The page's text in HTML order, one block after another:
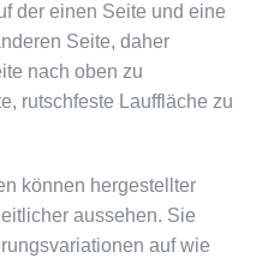
der einen Seite und eine
Seite, daher
nach oben zu
rutschfeste Lauffläche zu
können hergestellter
aussehen. Sie
auf wie